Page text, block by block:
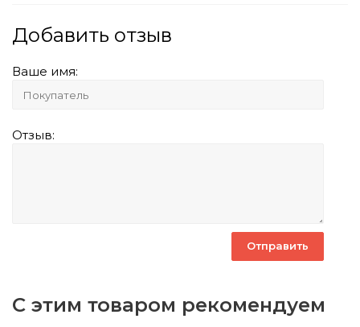
Добавить отзыв
Ваше имя:
Отзыв:
С этим товаром рекомендуем